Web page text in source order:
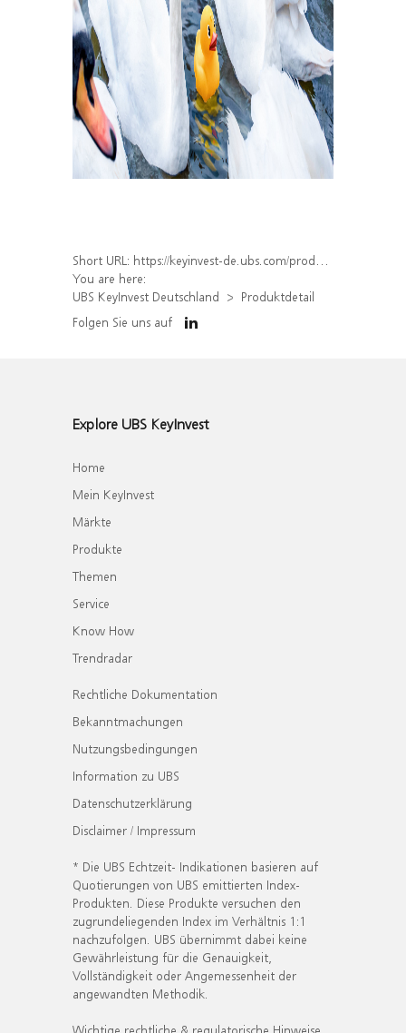
Short URL: https://keyinvest-de.ubs.com/produkt/detail/index/isin/DE000WA6CGS3
You are here:
UBS KeyInvest Deutschland
Produktdetail
Folgen Sie uns auf
Explore UBS KeyInvest
Home
Mein KeyInvest
Märkte
Produkte
Themen
Service
Know How
Trendradar
Rechtliche Dokumentation
Bekanntmachungen
Nutzungsbedingungen
Information zu UBS
Datenschutzerklärung
Disclaimer / Impressum
* Die UBS Echtzeit- Indikationen basieren auf
Quotierungen von UBS emittierten Index-
Produkten. Diese Produkte versuchen den
zugrundeliegenden Index im Verhältnis 1:1
nachzufolgen. UBS übernimmt dabei keine
Gewährleistung für die Genauigkeit,
Vollständigkeit oder Angemessenheit der
angewandten Methodik.